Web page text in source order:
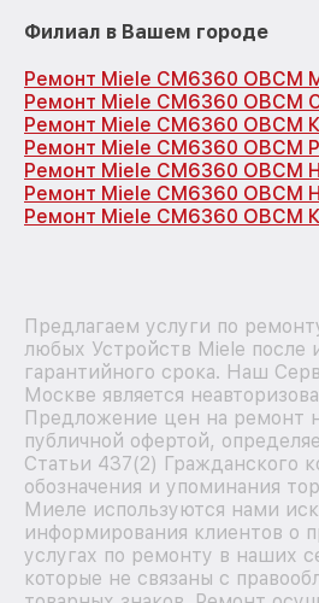
Филиал в Вашем городе
Ремонт Miele CM6360 OBCM
Ремонт Miele CM6360 OBCM
Ремонт Miele CM6360 OBCM
Ремонт Miele CM6360 OBCM
Ремонт Miele CM6360 OBCM
Ремонт Miele CM6360 OBCM
Ремонт Miele CM6360 OBCM
Предлагаем услуги по
любых Устройств Miele после
гарантийного срока. Наш
Москве является
Предложение цен на ремонт
публичной офертой,
Статьи 437(2) Гражданского
обозначения и упоминания
Миеле используются нами
информирования клиентов о
услугах по ремонту в наших
которые не связаны с